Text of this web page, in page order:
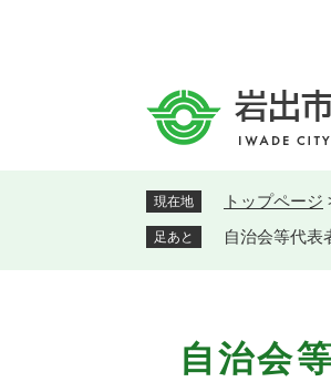
現在地 トップページ
足あと 自治会等代表
自治会